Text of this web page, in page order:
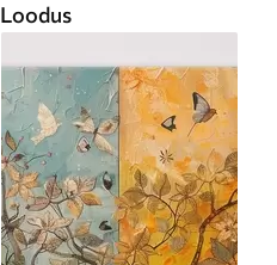
Loodus